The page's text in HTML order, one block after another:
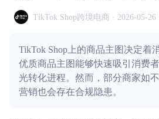
TikTok Shop跨境电商 · 2026-05-26
TikTok Shop上的商品主图决定着
优质商品主图能够快速吸引消费
光转化进程。然而，部分商家如
营销也会存在合规隐患。